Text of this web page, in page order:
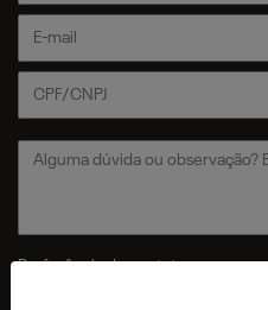
Preferência de contato: